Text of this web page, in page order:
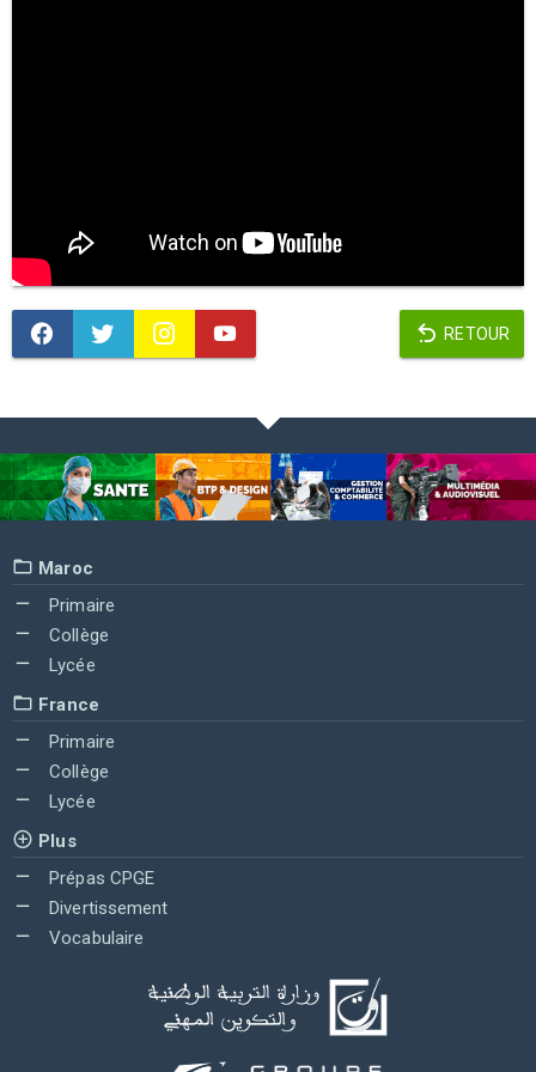
RETOUR
Maroc
Primaire
Collège
Lycée
France
Primaire
Collège
Lycée
Plus
Prépas CPGE
Divertissement
Vocabulaire